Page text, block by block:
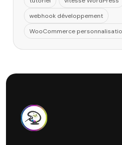
webhook développement
WooCommerce